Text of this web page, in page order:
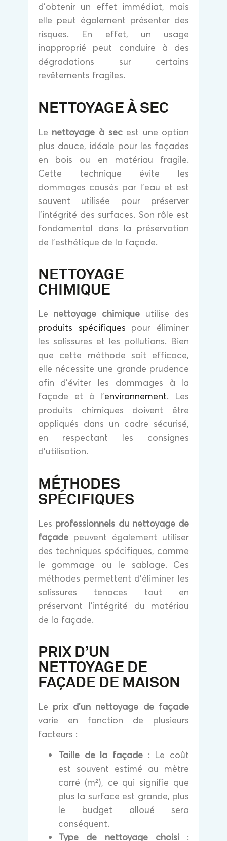
d’obtenir un effet immédiat, mais
elle peut également présenter des
risques. En effet, un usage
inapproprié peut conduire à des
dégradations sur certains
revêtements fragiles.
NETTOYAGE À SEC
Le nettoyage à secest une option
plus douce, idéale pour les façades
en bois ou en matériau fragile.
Cette technique évite les
dommages causés par l’eau et est
souvent utilisée pour préserver
l’intégrité des surfaces. Son rôle est
fondamental dans la préservation
de l’esthétique de la façade.
NETTOYAGE
CHIMIQUE
Le nettoyage chimique utilise des
produits spécifiques pour éliminer
les salissures et les pollutions. Bien
que cette méthode soit efficace,
elle nécessite une grande prudence
afin d’éviter les dommages à la
façade et à l’environnement. Les
produits chimiques doivent être
appliqués dans un cadre sécurisé,
en respectant les consignes
d’utilisation.
MÉTHODES
SPÉCIFIQUES
Les professionnels du nettoyage de
façadepeuvent également utiliser
des techniques spécifiques, comme
le gommage ou le sablage. Ces
méthodes permettent d’éliminer les
salissures tenaces tout en
préservant l’intégrité du matériau
de la façade.
PRIX D’UN
NETTOYAGE DE
FAÇADE DE MAISON
Le prix d’un nettoyage de façade
varie en fonction de plusieurs
facteurs :
Taille de la façade : Le coût
est souvent estimé au mètre
carré (m²), ce qui signifie que
plus la surface est grande, plus
le budget alloué sera
conséquent.
Type de nettoyage choisi: